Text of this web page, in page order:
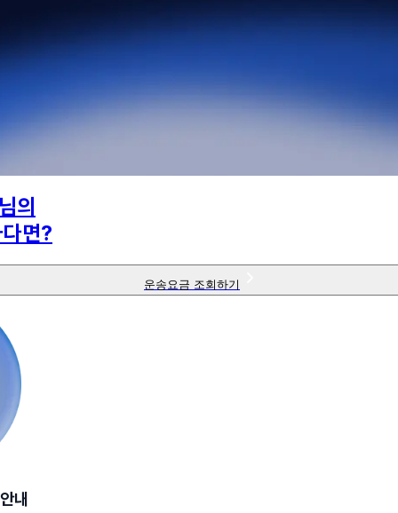
의
면?
운송요금 조회하기
안내